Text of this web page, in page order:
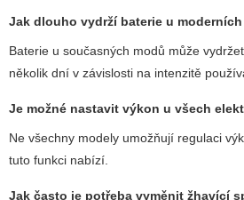
Jak dlouho vydrží baterie u moderních
Baterie u současných modů může
několik dní v závislosti na intenzitě
Je možné nastavit výkon u všech
Ne všechny modely umožňují regulaci
tuto funkci nabízí.
Jak často je potřeba vyměnit žhavící